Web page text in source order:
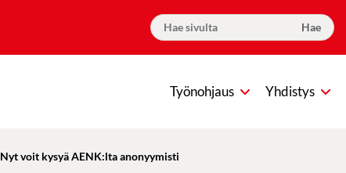
Työnohjaus Yhdistys
Nyt voit kysyä AENK:lta anonyymisti